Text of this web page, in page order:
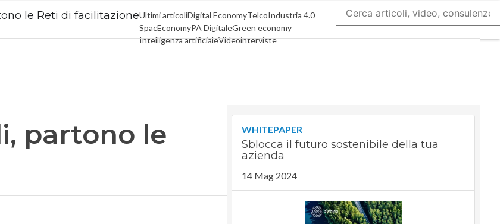
le Reti di facilitazioneUltimi articoliDigital EconomyTelcoIndustria 4.0
SpacEconomyPA DigitaleGreen economy
Intelligenza artificialeVideointerviste
partono le
WHITEPAPER
Sblocca il futuro sostenibile della tua
azienda
14 Mag 2024